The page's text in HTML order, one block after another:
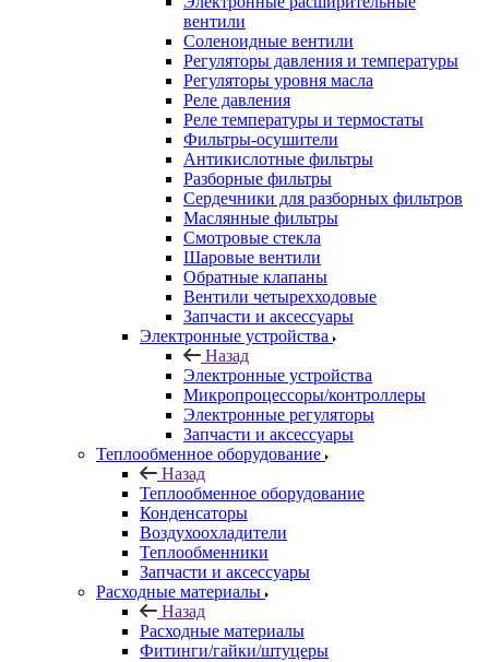
вентили
Соленоидные вентили
Регуляторы давления и температуры
Регуляторы уровня масла
Реле давления
Реле температуры и термостаты
Фильтры-осушители
Антикислотные фильтры
Разборные фильтры
Сердечники для разборных фильтров
Маслянные фильтры
Смотровые стекла
Шаровые вентили
Обратные клапаны
Вентили четырехходовые
Запчасти и аксессуары
Электронные устройства
Назад
Электронные устройства
Микропроцессоры/контроллеры
Электронные регуляторы
Запчасти и аксессуары
Теплообменное оборудование
Назад
Теплообменное оборудование
Конденсаторы
Воздухоохладители
Теплообменники
Запчасти и аксессуары
Расходные материалы
Назад
Расходные материалы
Фитинги/гайки/штуцеры